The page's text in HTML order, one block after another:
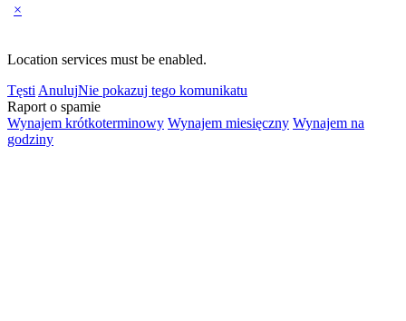
×
Location services must be enabled.
Tęsti AnulujNie pokazuj tego komunikatu
Raport o spamie
Wynajem krótkoterminowy Wynajem miesięczny Wynajem na
godziny